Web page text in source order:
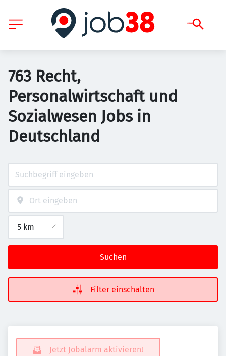
763 Recht,
Personalwirtschaft und
Sozialwesen Jobs in
Deutschland
Suchen
Filter einschalten
Jetzt Jobalarm aktivieren!